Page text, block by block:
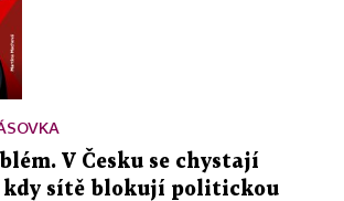
V Česku se chystají
kdy sítě blokují politickou